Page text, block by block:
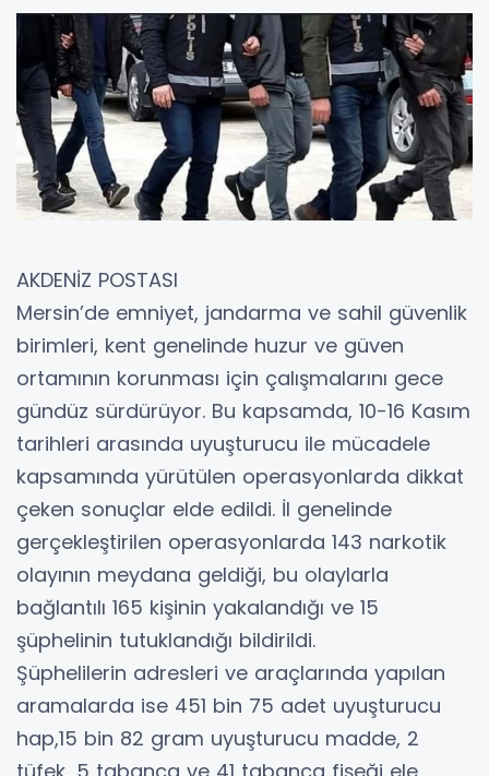
AKDENİZ POSTASI
Mersin’de emniyet, jandarma ve sahil güvenlik
birimleri, kent genelinde huzur ve güven
ortamının korunması için çalışmalarını gece
gündüz sürdürüyor. Bu kapsamda, 10-16 Kasım
tarihleri arasında uyuşturucu ile mücadele
kapsamında yürütülen operasyonlarda dikkat
çeken sonuçlar elde edildi. İl genelinde
gerçekleştirilen operasyonlarda 143 narkotik
olayının meydana geldiği, bu olaylarla
bağlantılı 165 kişinin yakalandığı ve 15
şüphelinin tutuklandığı bildirildi.
Şüphelilerin adresleri ve araçlarında yapılan
aramalarda ise 451 bin 75 adet uyuşturucu
hap,15 bin 82 gram uyuşturucu madde, 2